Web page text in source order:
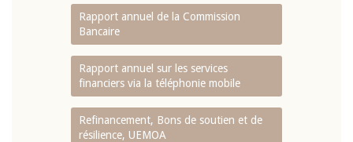
Rapport annuel de la Commission
Bancaire
Rapport annuel sur les services
financiers via la téléphonie mobile
Refinancement, Bons de soutien et de
résilience, UEMOA